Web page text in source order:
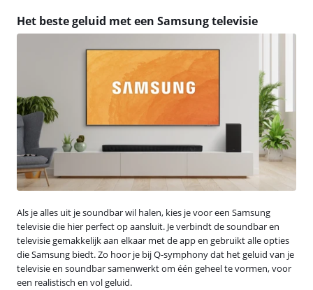
Het beste geluid met een Samsung televisie
Als je alles uit je soundbar wil halen, kies je voor een Samsung
televisie die hier perfect op aansluit. Je verbindt de soundbar en
televisie gemakkelijk aan elkaar met de app en gebruikt alle opties
die Samsung biedt. Zo hoor je bij Q-symphony dat het geluid van je
televisie en soundbar samenwerkt om één geheel te vormen, voor
een realistisch en vol geluid.